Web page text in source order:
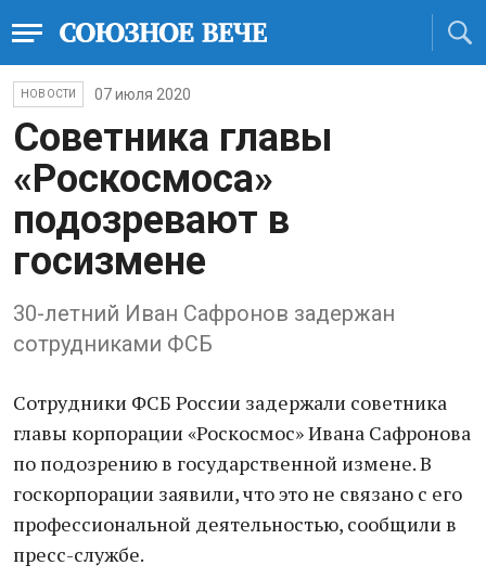
НОВОСТИ 07 июля 2020
Советника главы
«Роскосмоса»
подозревают в
госизмене
30-летний Иван Сафронов задержан
сотрудниками ФСБ
Сотрудники ФСБ России задержали советника
главы корпорации «Роскосмос» Ивана Сафронова
по подозрению в государственной измене. В
госкорпорации заявили, что это не связано с его
профессиональной деятельностью, сообщили в
пресс-службе.